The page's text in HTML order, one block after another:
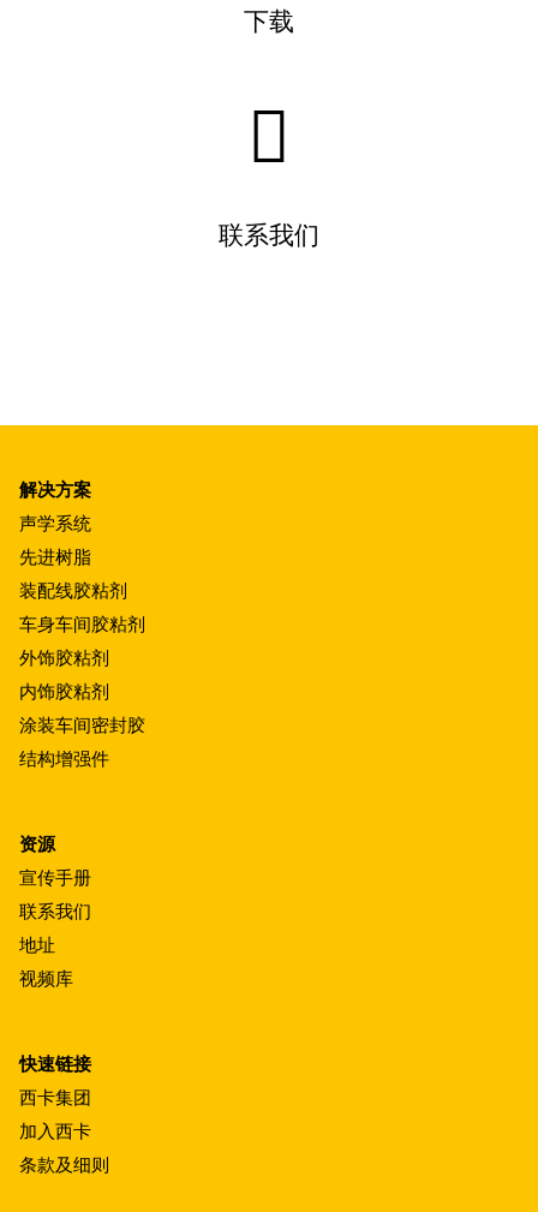
下载
联系我们
解决方案
声学系统
先进树脂
装配线胶粘剂
车身车间胶粘剂
外饰胶粘剂
内饰胶粘剂
涂装车间密封胶
结构增强件
资源
宣传手册
联系我们
地址
视频库
快速链接
西卡集团
加入西卡
条款及细则